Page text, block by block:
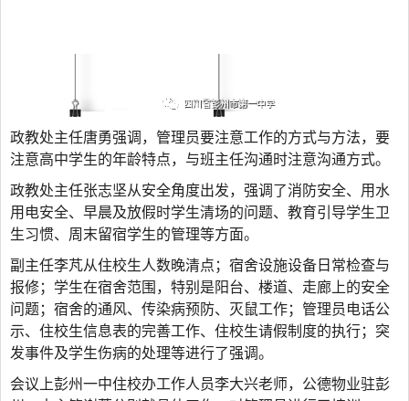
政教处主任唐勇强调，管理员要注意工作的方式与方法，要
注意高中学生的年龄特点，与班主任沟通时注意沟通方式。
政教处主任张志坚从安全角度出发，强调了消防安全、用水
用电安全、早晨及放假时学生清场的问题、教育引导学生卫
生习惯、周末留宿学生的管理等方面。
副主任李芃从住校生人数晚清点；宿舍设施设备日常检查与
报修；学生在宿舍范围，特别是阳台、楼道、走廊上的安全
问题；宿舍的通风、传染病预防、灭鼠工作；管理员电话公
示、住校生信息表的完善工作、住校生请假制度的执行；突
发事件及学生伤病的处理等进行了强调。
会议上彭州一中住校办工作人员李大兴老师，公德物业驻彭